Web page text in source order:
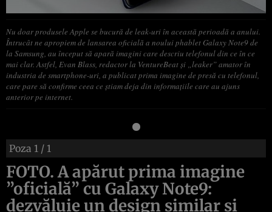
Nu doar produsele Apple se bucură de leak-uri în această perioadă a anului.
Întrucât ne apropiem de lansarea oficială a noului phablet Galaxy Note9 de
la Samsung, au început să apară imagini care descriu telefonul din ce în ce
mai clar. Astfel, Evan Blass, redactor la VentureBeat şi „leaker” amator în
industria de smartphone-uri, a publicat prima imagine de presă cu telefonul,
care pare să confirme ceea ce ştiam deja din informaţiile care au ajuns
anterior pe internet.
Poza 1 / 1
FOTO. A apărut prima imagine
”oficială” cu Galaxy Note9:
dezvăluie un design similar şi